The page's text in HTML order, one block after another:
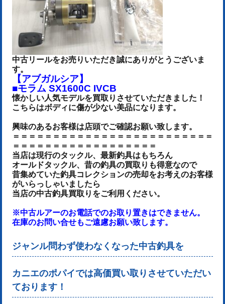
中古リールをお売りいただき誠にありがとうございま
す。
【アブガルシア】
■モラム SX1600C IVCB
懐かしい人気モデルを買取りさせていただきました！
こちらはボディに傷が少ない美品になります。
興味のあるお客様は店頭でご確認お願い致します。
＝＝＝＝＝＝＝＝＝＝＝＝＝＝＝＝＝＝＝＝＝＝＝＝＝
＝＝＝＝＝＝＝＝＝＝＝＝＝＝＝＝＝＝
当店は現行のタックル、最新釣具はもちろん
オールドタックル、昔の釣具の買取りも得意なので
昔集めていた釣具コレクションの売却をお考えのお客様
がいらっしゃいましたら
当店の中古釣具買取りをご利用ください。
※中古ルアーのお電話でのお取り置きはできません。
在庫のお問い合せもご遠慮お願い致します。
ジャンル問わず使わなくなった中古釣具を
カニエのポパイでは高価買い取りさせていただい
ております！